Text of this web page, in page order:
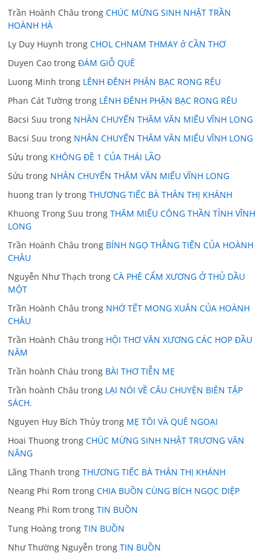
Trần Hoành Châu trongCHÚC MỪNG SINH NHẬT TRẦN
HOÀNH HÀ
Ly Duy Huynh trongCHOL CHNAM THMAY ở CẦN THƠ
Duyen Cao trongĐÁM GIỖ QUÊ
Luong Minh trong LÊNH ĐÊNH PHẬN BẠC RONG RÊU
Phan Cát Tường trong LÊNH ĐÊNH PHẬN BẠC RONG RÊU
Bacsi Suu trong NHÂN CHUYẾN THĂM VĂN MIẾU VĨNH LONG
Bacsi Suu trong NHÂN CHUYẾN THĂM VĂN MIẾU VĨNH LONG
Sửu trong KHÔNG ĐỀ 1 CỦA THÁI LÃO
Sửu trong NHÂN CHUYẾN THĂM VĂN MIẾU VĨNH LONG
huong tran ly trongTHƯƠNG TIẾC BÀ THÂN THỊ KHÁNH
Khuong Trong Suu trongTHĂM MIẾU CÔNG THẦN TỈNH VĨNH
LONG
Trần Hoành Châu trong BÍNH NGỌ THẲNG TIẾN CỦA HOÀNH
CHÂU
Nguyễn Như Thạch trongCÀ PHÊ CẨM XƯƠNG Ở THỦ DẦU
MỘT
Trần Hoành Châu trong NHỚ TẾT MONG XUÂN CỦA HOÀNH
CHÂU
Trần Hoành Châu trong HỘI THƠ VĂN XƯƠNG CÁC HOP ĐẦU
NĂM
Trần hoành Cháu trong BÀI THƠ TIỄN MẸ
Trần hoành Châu trong LẠI NÓI VỀ CÂU CHUYỆN BIÊN TẬP
SÁCH.
Nguyen Huy Bích Thủy trong MẸ TÔI VÀ QUÊ NGOẠI
Hoai Thuong trongCHÚC MỪNG SINH NHẬT TRƯƠNG VĂN
NĂNG
Lãng Thanh trongTHƯƠNG TIẾC BÀ THÂN THỊ KHÁNH
Neang Phi Rom trongCHIA BUỒN CÙNG BÍCH NGỌC DIỆP
Neang Phi Rom trongTIN BUỒN
Tung Hoàng trongTIN BUỒN
Như Thường Nguyễn trongTIN BUỒN